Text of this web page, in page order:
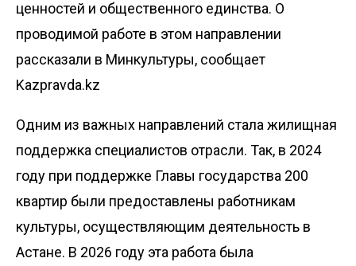
ценностей и общественного единства. О
проводимой работе в этом направлении
рассказали в Минкультуры, сообщает
Kazpravda.kz
Одним из важных направлений стала жилищная
поддержка специалистов отрасли. Так, в 2024
году при поддержке Главы государства 200
квартир были предоставлены работникам
культуры, осуществляющим деятельность в
Астане. В 2026 году эта работа была